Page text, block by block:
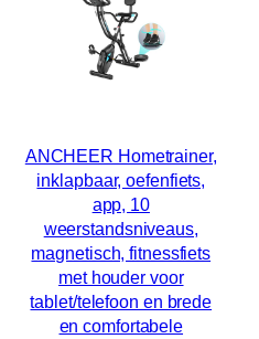
ANCHEER Hometrainer,
inklapbaar, oefenfiets,
app, 10
weerstandsniveaus,
magnetisch, fitnessfiets
met houder voor
tablet/telefoon en brede
en comfortabele